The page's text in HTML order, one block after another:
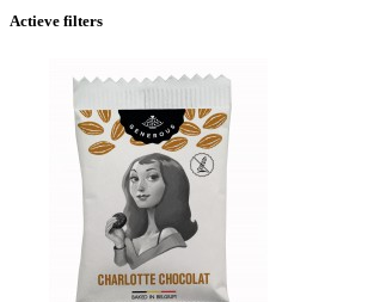
Actieve filters